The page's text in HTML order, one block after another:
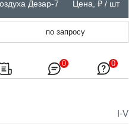
Дезар-7 Цена, ₽ / шт
по запросу
0 0
I-V